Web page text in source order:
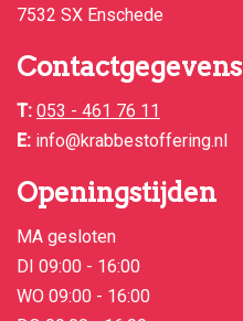
7532 SX Enschede
Contactgegevens
T: 053 - 461 76 11
E: info@krabbestoffering.nl
Openingstijden
MA gesloten
DI 09:00 - 16:00
WO 09:00 - 16:00